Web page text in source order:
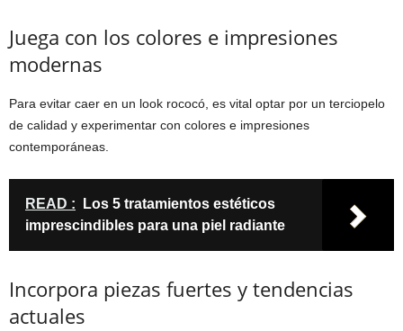
Juega con los colores e impresiones
modernas
Para evitar caer en un look rococó, es vital optar por un terciopelo
de calidad y experimentar con colores e impresiones
contemporáneas.
READ :
Los 5 tratamientos estéticos
imprescindibles para una piel radiante
Incorpora piezas fuertes y tendencias
actuales